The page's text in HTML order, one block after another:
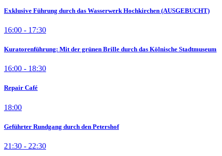
Exklusive Führung durch das Wasserwerk Hochkirchen (AUSGEBUCHT)
16:00 - 17:30
Kuratorenführung: Mit der grünen Brille durch das Kölnische Stadtmuseum
16:00 - 18:30
Repair Café
18:00
Geführter Rundgang durch den Petershof
21:30 - 22:30